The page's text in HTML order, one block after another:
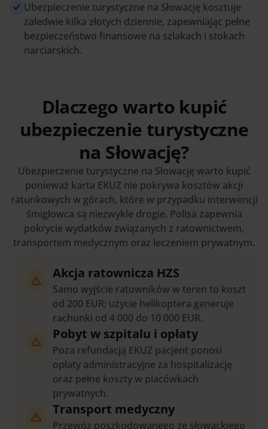
Ubezpieczenie turystyczne na Słowację kosztuje
zaledwie kilka złotych dziennie, zapewniając pełne
bezpieczeństwo finansowe na szlakach i stokach
narciarskich.
Dlaczego warto kupić
ubezpieczenie turystyczne
na Słowację?
Ubezpieczenie turystyczne na Słowację warto kupić
ponieważ karta EKUZ nie pokrywa kosztów akcji
ratunkowych w górach, które w przypadku interwencji
śmigłowca są niezwykle drogie. Polisa zapewnia
pokrycie wydatków związanych z ratownictwem,
transportem medycznym oraz leczeniem prywatnym.
Akcja ratownicza HZS
Samo wyjście ratowników w teren to koszt
od 200 EUR; użycie helikoptera generuje
rachunki od 4 000 do 10 000 EUR.
Pobyt w szpitalu i opłaty
Poza refundacją EKUZ pacjent ponosi
opłaty administracyjne za hospitalizację
oraz pełne koszty w placówkach
prywatnych.
Transport medyczny
Przewóz poszkodowanego ze słowackiego